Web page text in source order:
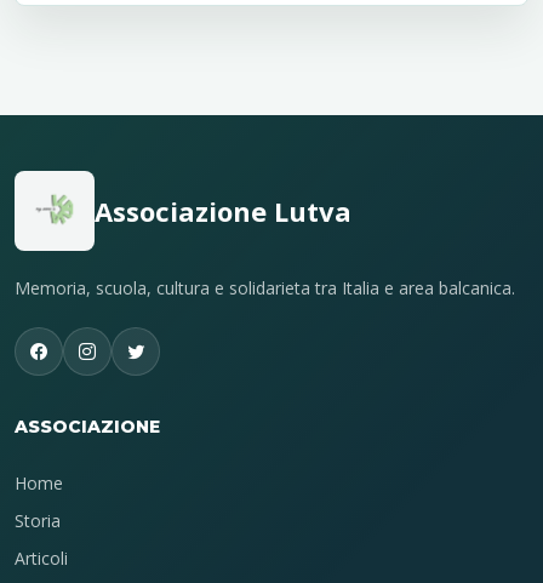
Associazione Lutva
Memoria, scuola, cultura e solidarieta tra Italia e area balcanica.
ASSOCIAZIONE
Home
Storia
Articoli